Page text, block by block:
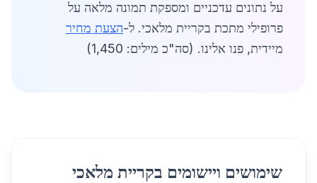
על נתונים עדכניים ומספקת תמונה מלאה על
פרופילי מתכת בקריית מלאכי. ל-הצעת מחיר
מיידית, פנו אלינו. (סה"כ מילים: 1,450)
שימושים ויישומים בקריית מלאכי